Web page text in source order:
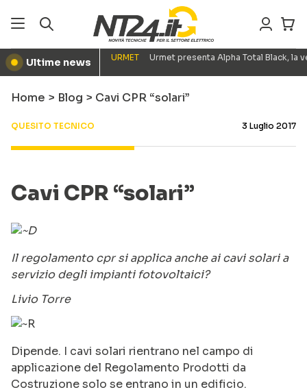
● Ultime news URMET Urmet presenta Alpha Total Black,
Home > Blog > Cavi CPR “solari”
QUESITO TECNICO 3 Luglio 2017
Cavi CPR “solari”
Il regolamento cpr si applica anche ai cavi solari a
servizio degli impianti fotovoltaici?
Livio Torre
Dipende. I cavi solari rientrano nel campo di
applicazione del Regolamento Prodotti da
Costruzione solo se entrano in un edificio.